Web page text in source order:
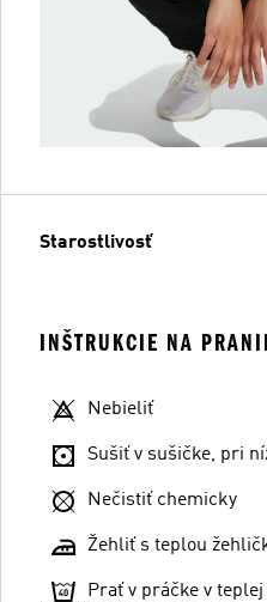
Starostlivosť
INŠTRUKCIE NA
Nebieliť
Sušiť v sušičke, pri
Nečistiť chemicky
Žehliť s teplou
Prať v práčke v teplej